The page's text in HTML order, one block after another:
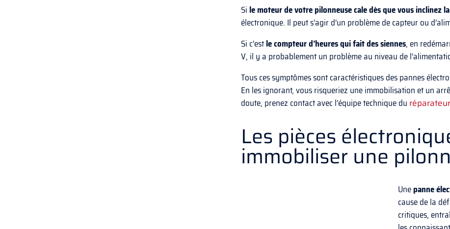
Si le moteur de votrepilonneusecale dès que vous inclinez
électronique. Il peut s’agir d’un problème de capteur ou
Si c’estle compteur d’heures qui fait des siennes, en
V, il y a probablement un problème au niveau de
Tous ces symptômes sont caractéristiques des pannes
En les ignorant, vous risqueriez une immobilisation et un
doute, prenez contact avec l’équipe technique du
Les pièces
immobiliser une
Unepanne
cause de la
critiques,